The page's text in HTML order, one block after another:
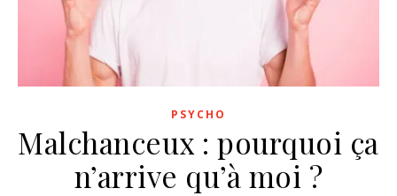
PSYCHO
Malchanceux : pourquoi ça
n’arrive qu’à moi ?